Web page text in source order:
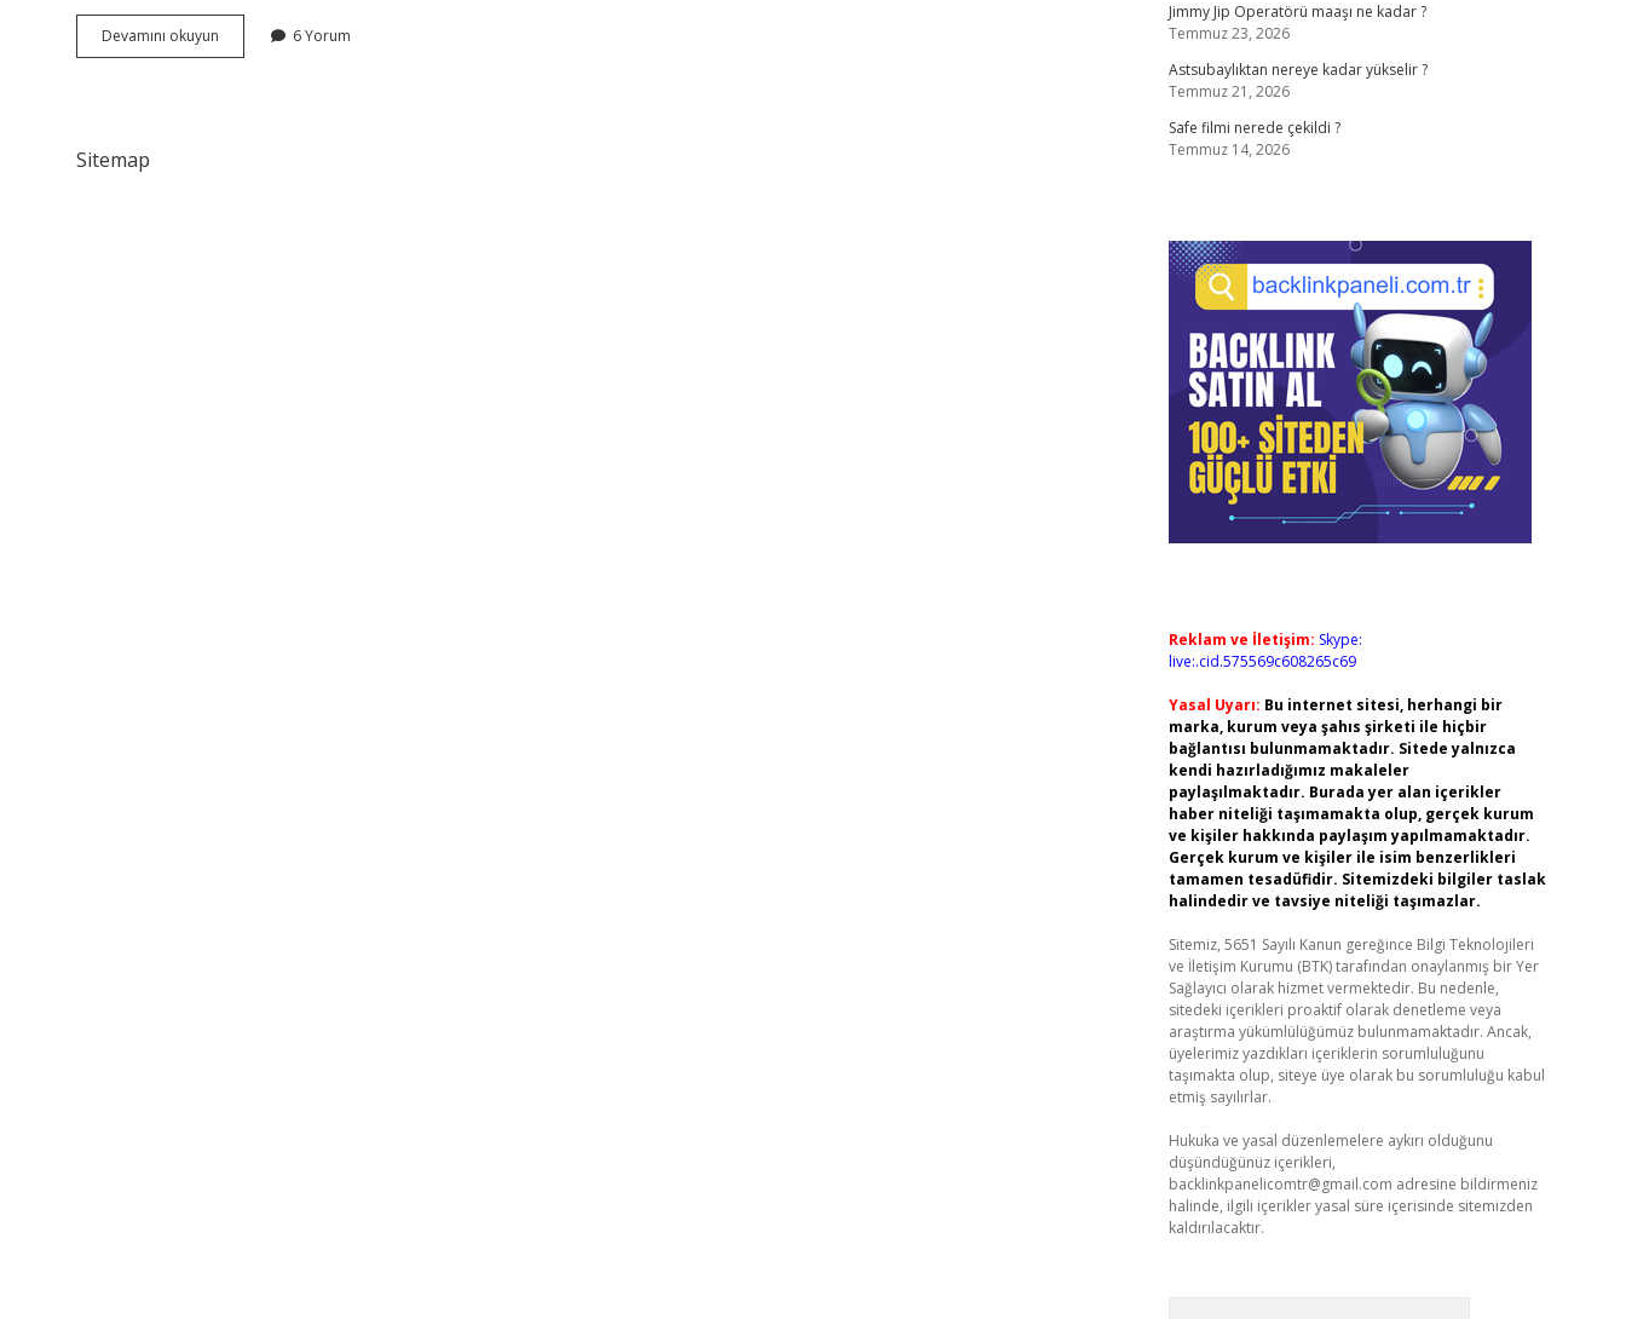
Devamını okuyun
Çeşit
6 Yorum
Sitemap
Jimmy Jip Operatörü maaşı ne kadar ?
Temmuz 23, 2026
Astsubaylıktan nereye kadar yükselir ?
Temmuz 21, 2026
Safe filmi nerede çekildi ?
Temmuz 14, 2026
Reklam ve İletişim: Skype:
live:.cid.575569c608265c69
Yasal Uyarı: Bu internet sitesi, herhangi bir
marka, kurum veya şahıs şirketi ile hiçbir
bağlantısı bulunmamaktadır. Sitede yalnızca
kendi hazırladığımız makaleler
paylaşılmaktadır. Burada yer alan içerikler
haber niteliği taşımamakta olup, gerçek kurum
ve kişiler hakkında paylaşım yapılmamaktadır.
Gerçek kurum ve kişiler ile isim benzerlikleri
tamamen tesadüfidir. Sitemizdeki bilgiler taslak
halindedir ve tavsiye niteliği taşımazlar.
Sitemiz, 5651 Sayılı Kanun gereğince Bilgi Teknolojileri
ve İletişim Kurumu (BTK) tarafından onaylanmış bir Yer
Sağlayıcı olarak hizmet vermektedir. Bu nedenle,
sitedeki içerikleri proaktif olarak denetleme veya
araştırma yükümlülüğümüz bulunmamaktadır. Ancak,
üyelerimiz yazdıkları içeriklerin sorumluluğunu
taşımakta olup, siteye üye olarak bu sorumluluğu kabul
etmiş sayılırlar.
Hukuka ve yasal düzenlemelere aykırı olduğunu
düşündüğünüz içerikleri,
backlinkpanelicomtr@gmail.com adresine bildirmeniz
halinde, ilgili içerikler yasal süre içerisinde sitemizden
kaldırılacaktır.